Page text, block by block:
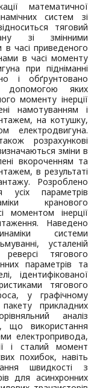
математичної
систем зі
тяговий
зі змінними
часі приведеного
в часі моменту
при підніманні
і обґрунтовано
допомогою яких
моменту інерції
намотуванням і
на котушку,
електродвигуна.
розрахункові
зміни в
вкороченням та
в результаті
Розроблено
усіх параметрів
кранового
моментом інерції
Наведено
системи
усталеній
тягового
параметрів та
ідентифікованої
тягового
у графічному
прикладних
аналіз
що використання
електропривода,
і сталий момент
похибок, навіть
швидкості з
для асинхронних